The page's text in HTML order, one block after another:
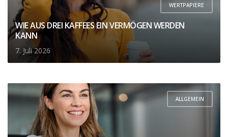
WERTPAPIERE
WIE AUS DREI KAFFEES EIN VERMÖGEN WERDEN
KANN
7. Juli 2026
ALLGEMEIN